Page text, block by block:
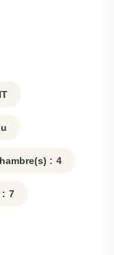
: 4
: 7